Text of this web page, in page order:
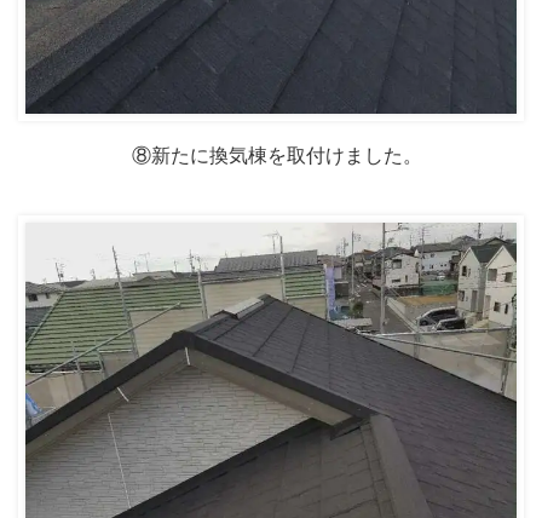
⑧新たに換気棟を取付けました。